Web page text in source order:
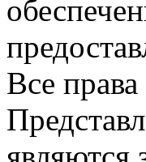
Все